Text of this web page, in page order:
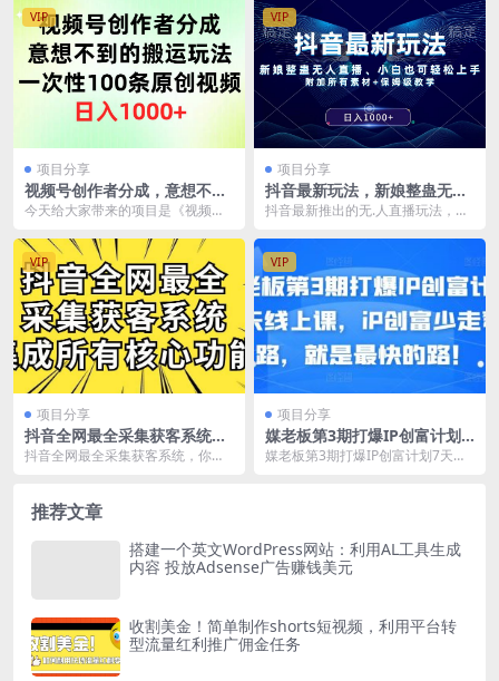
VIP
项目分享
视频号创作者分成，意想不到
的搬运玩法，一次性100条原
今天给大家带来的项目是《视频号
法，一次性100条原创...
VIP
项目分享
抖音最新玩法，新娘整蛊无人
直播，小白也可轻松上手，日
抖音最新推出的无.人直播玩法，凭
让直播间的观众们通...
VIP
项目分享
抖音全网最全采集获客系统，
集成所有核心功能，日引500+
抖音全网最全采集获客系统，你能
VIP
项目分享
媒老板第3期打爆IP创富计划7
天线上课，iP创富少走弯路，
媒老板第3期打爆IP创富计划7天线
推荐文章
搭建一个英文WordPress网站：利用AL工具生成
内容 投放Adsense广告赚钱美元
收割美金！简单制作shorts短视频，利用平台转
型流量红利推广佣金任务